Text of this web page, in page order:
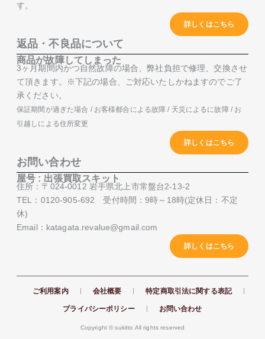
す。
詳しくはこちら
返品・不良品について
商品が故障してしまった
3ヶ月期間内かつ自然故障の場合、弊社負担で修理、交換させ
て頂きます。※下記の場合、ご対応いたしかねますのでご了
承ください。
保証期間が過ぎた場合 / お客様都合による故障 / 天災によるに故障 / お
引越しによる住所変更
詳しくはこちら
お問い合わせ
屋号 : 出張買取スキット
住所：〒024-0012 岩手県北上市常盤台2-13-2
TEL：0120-905-692 受付時間：9時～18時(定休日：不定
休)
Email：katagata.revalue@gmail.com
詳しくはこちら
ご利用案内 会社概要 特定商取引法に関する表記
プライバシーポリシー お問い合わせ
Copyright ©️ sukitto All rights reserved